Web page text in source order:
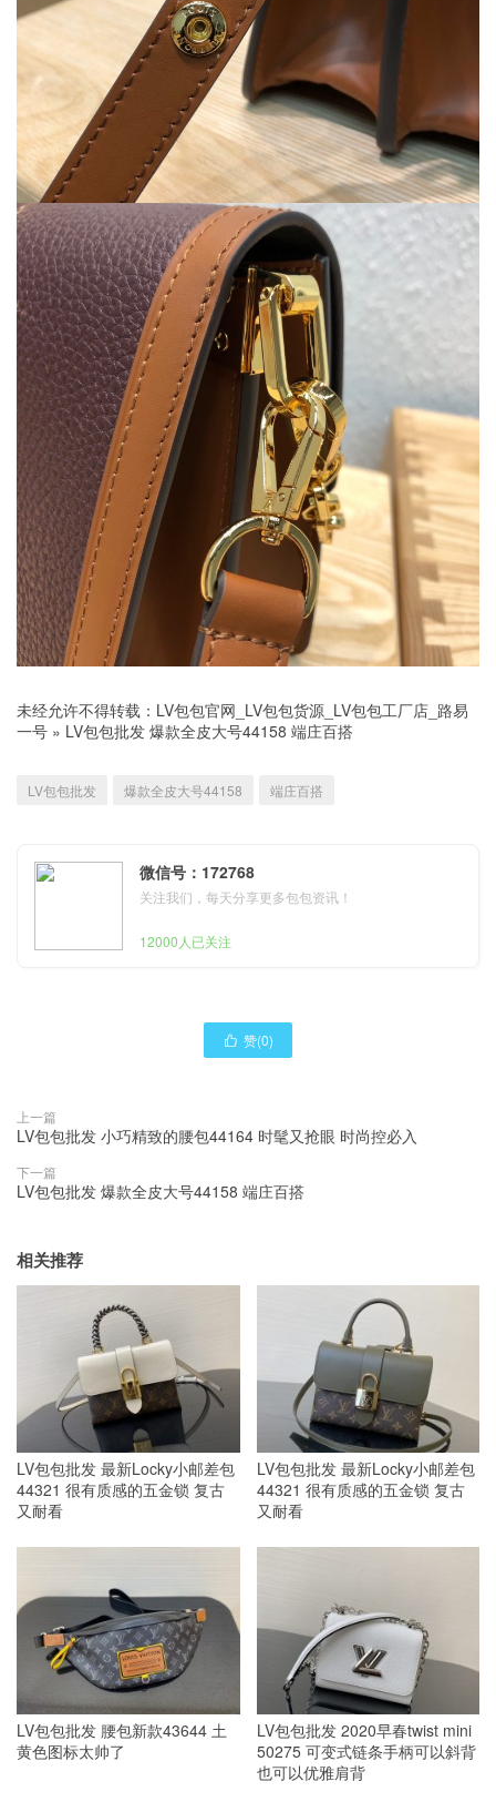
未经允许不得转载： LV包包官网_LV包包货源_LV包包工厂店_路易
一号 » LV包包批发 爆款全皮大号44158 端庄百搭
LV包包批发 爆款全皮大号44158 端庄百搭
微信号：172768
关注我们，每天分享更多包包资讯！
12000人已关注
 赞(0)
上一篇
LV包包批发 小巧精致的腰包44164 时髦又抢眼 时尚控必入
下一篇
LV包包批发 爆款全皮大号44158 端庄百搭
相关推荐
LV包包批发 最新Locky小邮差包
44321 很有质感的五金锁 复古
又耐看
LV包包批发 最新Locky小邮差包
44321 很有质感的五金锁 复古
又耐看
LV包包批发 腰包新款43644 土
黄色图标太帅了
LV包包批发 2020早春twist mini
50275 可变式链条手柄可以斜背
也可以优雅肩背